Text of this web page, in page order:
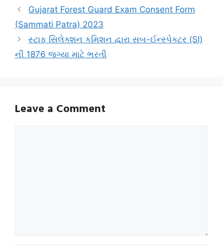
Gujarat Forest Guard Exam Consent Form
(Sammati Patra) 2023
સ્ટાફ સિલેક્શન કમિશન દ્વારા સબ-ઈન્સ્પેક્ટર (SI)
ની 1876 જગ્યા માટે ભરતી
Leave a Comment